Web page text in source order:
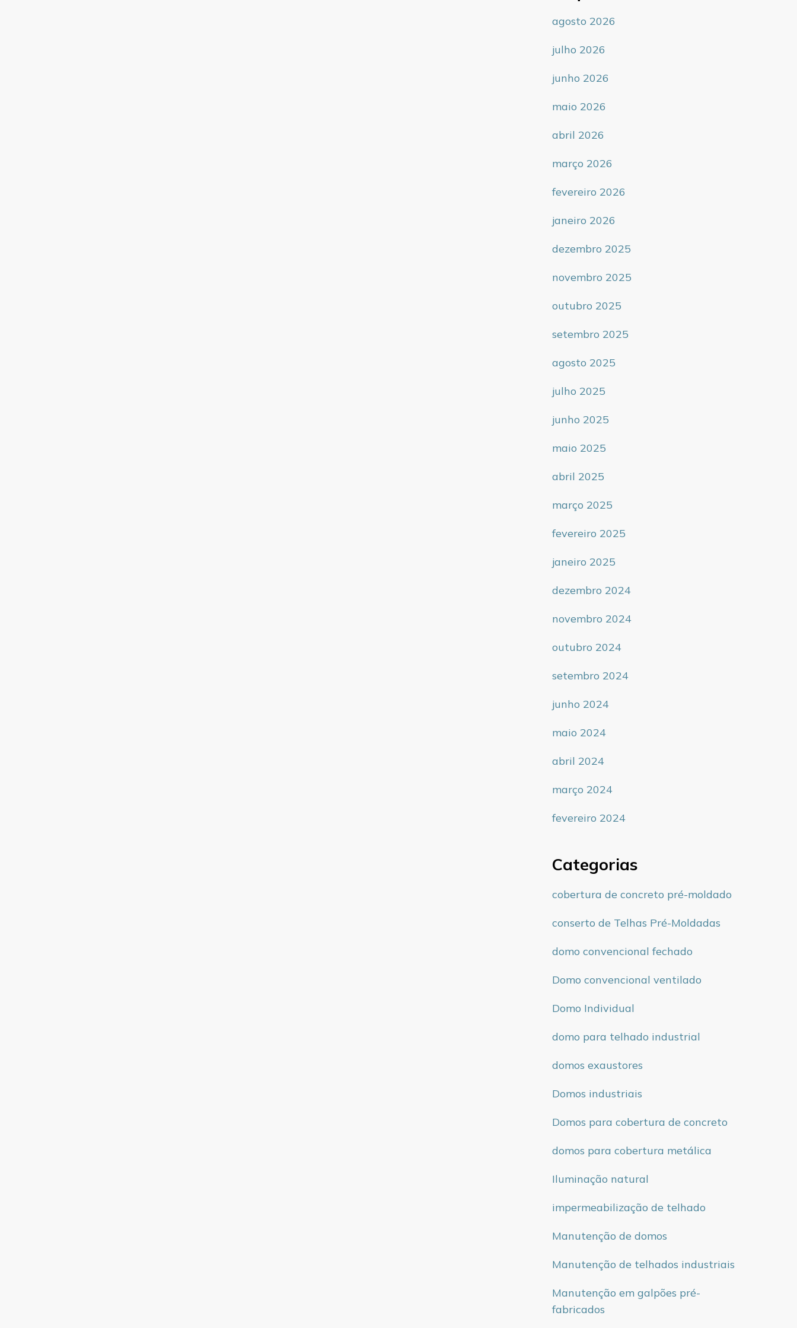
agosto 2026
julho 2026
junho 2026
maio 2026
abril 2026
março 2026
fevereiro 2026
janeiro 2026
dezembro 2025
novembro 2025
outubro 2025
setembro 2025
agosto 2025
julho 2025
junho 2025
maio 2025
abril 2025
março 2025
fevereiro 2025
janeiro 2025
dezembro 2024
novembro 2024
outubro 2024
setembro 2024
junho 2024
maio 2024
abril 2024
março 2024
fevereiro 2024
Categorias
cobertura de concreto pré-moldado
conserto de Telhas Pré-Moldadas
domo convencional fechado
Domo convencional ventilado
Domo Individual
domo para telhado industrial
domos exaustores
Domos industriais
Domos para cobertura de concreto
domos para cobertura metálica
Iluminação natural
impermeabilização de telhado
Manutenção de domos
Manutenção de telhados industriais
Manutenção em galpões pré-
fabricados